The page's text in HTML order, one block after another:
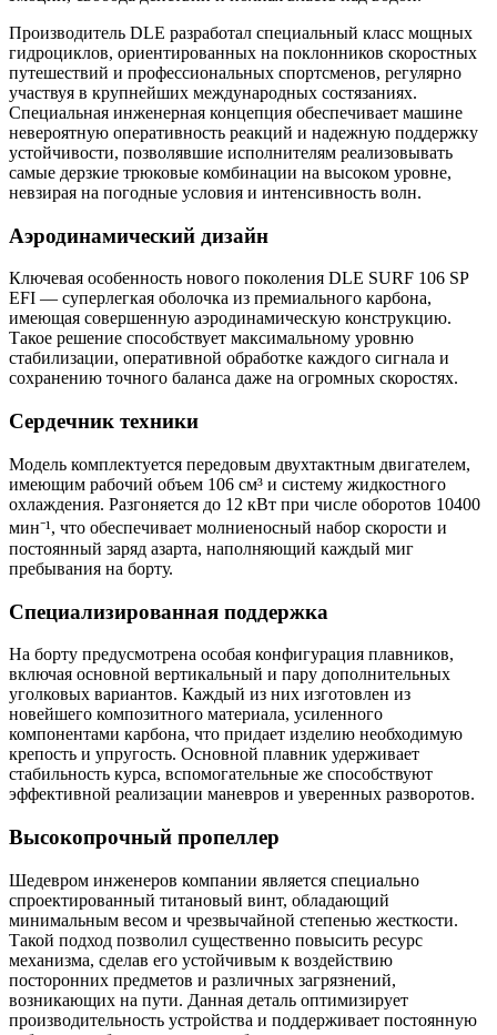
Производитель DLE разработал специальный класс мощных
гидроциклов, ориентированных на поклонников скоростных
путешествий и профессиональных спортсменов, регулярно
участвуя в крупнейших международных состязаниях.
Специальная инженерная концепция обеспечивает машине
невероятную оперативность реакций и надежную поддержку
устойчивости, позволявшие исполнителям реализовывать
самые дерзкие трюковые комбинации на высоком уровне,
невзирая на погодные условия и интенсивность волн.
Аэродинамический дизайн
Ключевая особенность нового поколения DLE SURF 106 SP
EFI — суперлегкая оболочка из премиального карбона,
имеющая совершенную аэродинамическую конструкцию.
Такое решение способствует максимальному уровню
стабилизации, оперативной обработке каждого сигнала и
сохранению точного баланса даже на огромных скоростях.
Сердечник техники
Модель комплектуется передовым двухтактным двигателем,
имеющим рабочий объем 106 см³ и систему жидкостного
охлаждения. Разгоняется до 12 кВт при числе оборотов 10400
мин⁻¹, что обеспечивает молниеносный набор скорости и
постоянный заряд азарта, наполняющий каждый миг
пребывания на борту.
Специализированная поддержка
На борту предусмотрена особая конфигурация плавников,
включая основной вертикальный и пару дополнительных
уголковых вариантов. Каждый из них изготовлен из
новейшего композитного материала, усиленного
компонентами карбона, что придает изделию необходимую
крепость и упругость. Основной плавник удерживает
стабильность курса, вспомогательные же способствуют
эффективной реализации маневров и уверенных разворотов.
Высокопрочный пропеллер
Шедевром инженеров компании является специально
спроектированный титановый винт, обладающий
минимальным весом и чрезвычайной степенью жесткости.
Такой подход позволил существенно повысить ресурс
механизма, сделав его устойчивым к воздействию
посторонних предметов и различных загрязнений,
возникающих на пути. Данная деталь оптимизирует
производительность устройства и поддерживает постоянную